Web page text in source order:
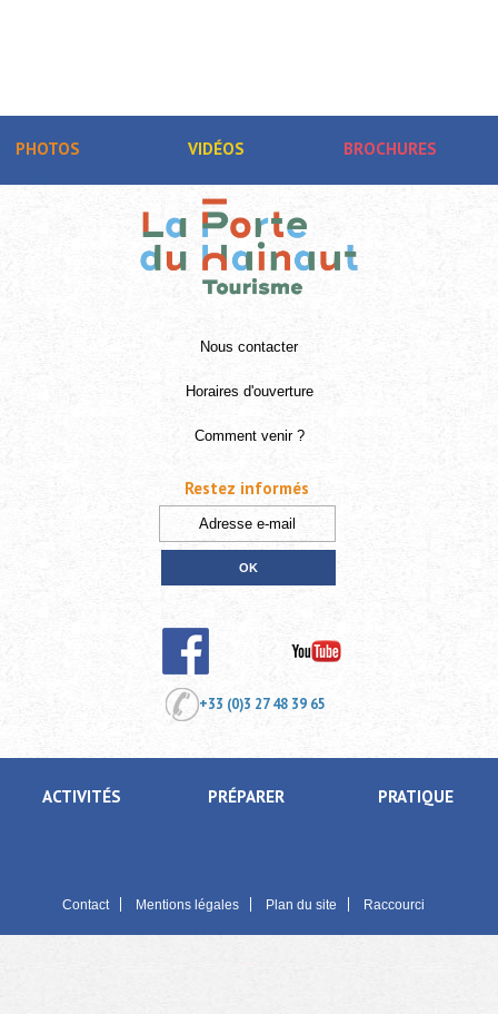
PHOTOS VIDÉOS BROCHURES
Nous contacter
Horaires d'ouverture
Comment venir ?
+33 (0)3 27 48 39 65
ACTIVITÉS PRÉPARER PRATIQUE
Contact Mentions légales Plan du site Raccourci
Restez informés